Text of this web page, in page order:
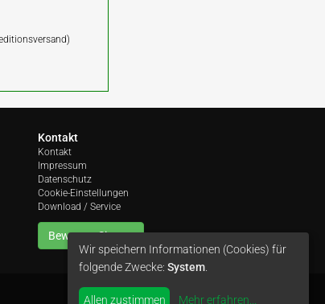
Kontakt
Kontakt
Impressum
Datenschutz
Cookie-Einstellungen
Download / Service
Bewerten Sie uns
Wir speichern Informationen (Cookies) für
folgende Zwecke: System
Allen zustimmen Mehr erfahren...